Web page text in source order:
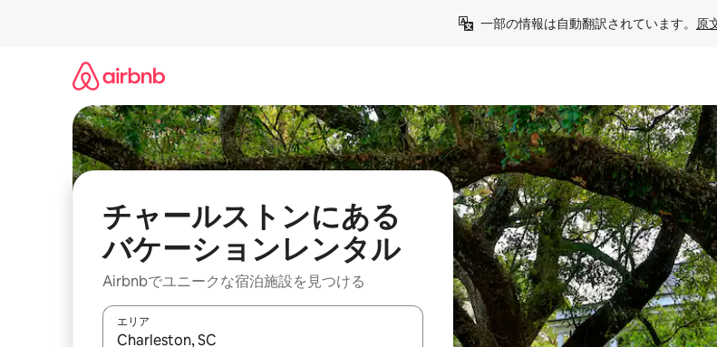
一部の情報は自動翻訳されています。 原
チャールストンにある
バケーションレンタル
Airbnbでユニークな宿泊施設を見つける
エリア
検索結果が表示されたら、上下の矢印キーを使って移動するか、画面をタッチまたはスワイプして検索結